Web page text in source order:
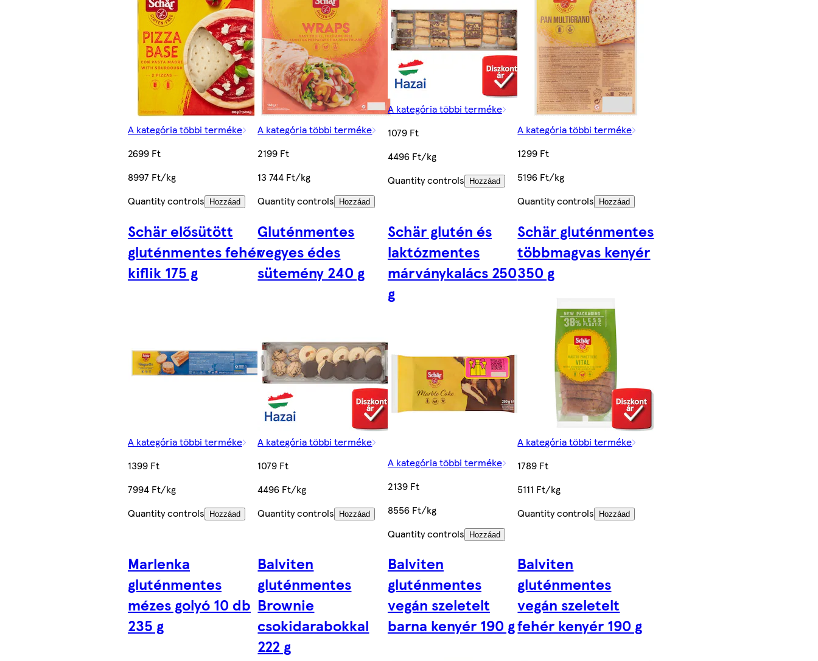
A kategória többi terméke
2699 Ft
8997 Ft/kg
Quantity controls
Hozzáad
A kategória többi terméke
2199 Ft
13 744 Ft/kg
Quantity controls Hozzáad
A kategória többi terméke
1079 Ft
4496 Ft/kg
Quantity controls
Hozzáad
A kategória többi terméke
1299 Ft
5196 Ft/kg
Quantity controls Hozzáad
Schär elősütött
gluténmentes fehér
kiflik 175 g
A kategória többi terméke
1399 Ft
7994 Ft/kg
Quantity controls
Hozzáad
Gluténmentes
vegyes édes
sütemény 240 g
A kategória többi terméke
1079 Ft
4496 Ft/kg
Quantity controls Hozzáad
Schär glutén és
laktózmentes
márványkalács 250
g
A kategória többi terméke
2139 Ft
8556 Ft/kg
Quantity controls
Hozzáad
Schär gluténmentes
többmagvas kenyér
350 g
A kategória többi terméke
1789 Ft
5111 Ft/kg
Quantity controls Hozzáad
Marlenka
gluténmentes
mézes golyó 10 db
235 g
Balviten
gluténmentes
Brownie
csokidarabokkal
222 g
Balviten
gluténmentes
vegán szeletelt
barna kenyér 190 g
Balviten
gluténmentes
vegán szeletelt
fehér kenyér 190 g